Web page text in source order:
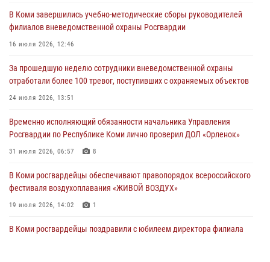
02 августа 2026, 06:17
В Койгородском районе местный житель обратился в Росгвардию
31 июля 2026, 10:55
Временно исполняющий обязанности начальника Управления
31 июля 2026, 06:57 8
В Усинске росгвардейцы оперативно отработали план «Квартал»
В Коми завершились учебно-методические сборы руководителей
филиалов вневедомственной охраны Росгвардии
16 июля 2026, 12:46
За прошедшую неделю сотрудники вневедомственной охраны
отработали более 100 тревог, поступивших с охраняемых объектов
24 июля 2026, 13:51
Временно исполняющий обязанности начальника Управления
Росгвардии по Республике Коми лично проверил ДОЛ «Орленок»
31 июля 2026, 06:57 8
В Коми росгвардейцы обеспечивают правопорядок всероссийского
фестиваля воздухоплавания «ЖИВОЙ ВОЗДУХ»
19 июля 2026, 14:02 1
В Коми росгвардейцы поздравили с юбилеем директора филиала